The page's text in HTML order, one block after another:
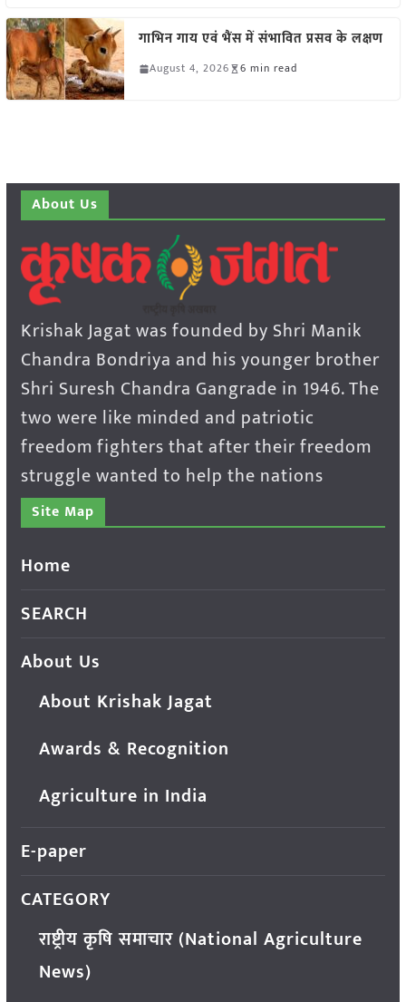
गाभिन गाय एवं भैंस में संभावित प्रसव के लक्षण
August 4, 2026 6 min read
About Us
Krishak Jagat was founded by Shri Manik
Chandra Bondriya and his younger brother
Shri Suresh Chandra Gangrade in 1946. The
two were like minded and patriotic
freedom fighters that after their freedom
struggle wanted to help the nations
Site Map
Home
SEARCH
About Us
About Krishak Jagat
Awards & Recognition
Agriculture in India
E-paper
CATEGORY
राष्ट्रीय कृषि समाचार (National Agriculture
News)